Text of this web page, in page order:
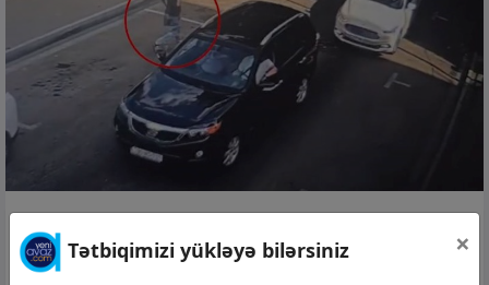
Bakıda 200 min manatlıq soyğunçuluq
Tətbiqimizi yükləyə bilərsiniz ×